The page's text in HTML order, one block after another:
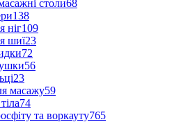
столи68
138
ніг109
шиї23
72
56
23
масажу59
74
та воркауту765